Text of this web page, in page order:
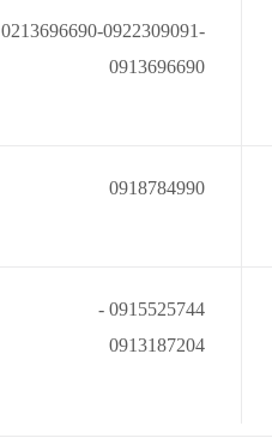
0213696690-0922309091-
0913696690
0918784990‬
0915525744 -
0913187204